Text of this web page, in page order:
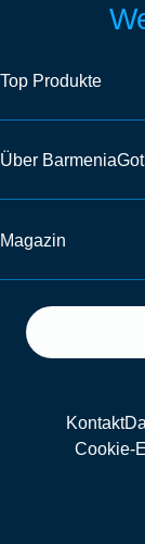
Top Produkte
Über
Magazin
Kontakt
Cookie-